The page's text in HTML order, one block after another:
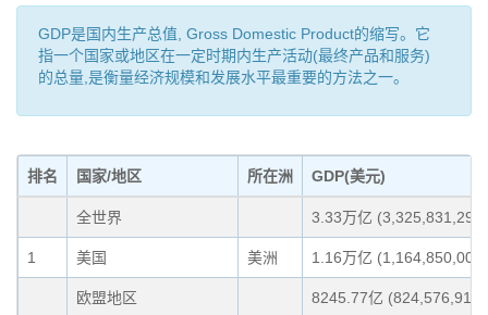
GDP是国内生产总值, Gross Domestic Product的缩写。它
指一个国家或地区在一定时期内生产活动(最终产品和服务)
的总量,是衡量经济规模和发展水平最重要的方法之一。
排名 国家/地区 所在洲 GDP(美元)
全世界 3.33万亿
1 美国 美洲 1.16万亿
欧盟地区 8245.77亿